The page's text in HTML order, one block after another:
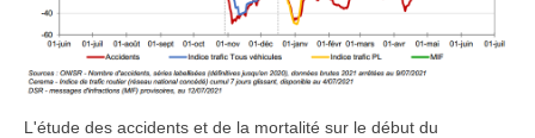
L'étude des accidents et de la mortalité sur le début du